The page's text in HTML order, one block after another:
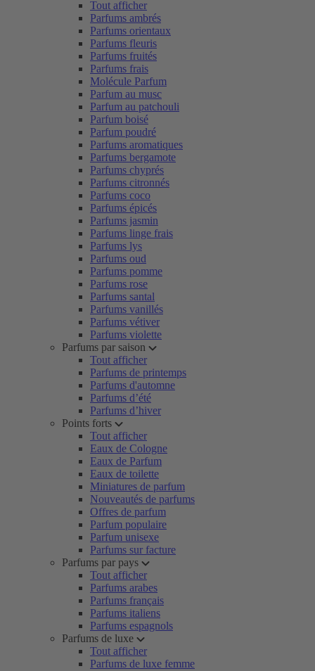
Tout afficher
Parfums ambrés
Parfums orientaux
Parfums fleuris
Parfums fruités
Parfums frais
Molécule Parfum
Parfum au musc
Parfum au patchouli
Parfum boisé
Parfum poudré
Parfums aromatiques
Parfums bergamote
Parfums chyprés
Parfums citronnés
Parfums coco
Parfums épicés
Parfums jasmin
Parfums linge frais
Parfums lys
Parfums oud
Parfums pomme
Parfums rose
Parfums santal
Parfums vanillés
Parfums vétiver
Parfums violette
Parfums par saison
Tout afficher
Parfums de printemps
Parfums d'automne
Parfums d’été
Parfums d’hiver
Points forts
Tout afficher
Eaux de Cologne
Eaux de Parfum
Eaux de toilette
Miniatures de parfum
Nouveautés de parfums
Offres de parfum
Parfum populaire
Parfum unisexe
Parfums sur facture
Parfums par pays
Tout afficher
Parfums arabes
Parfums français
Parfums italiens
Parfums espagnols
Parfums de luxe
Tout afficher
Parfums de luxe femme